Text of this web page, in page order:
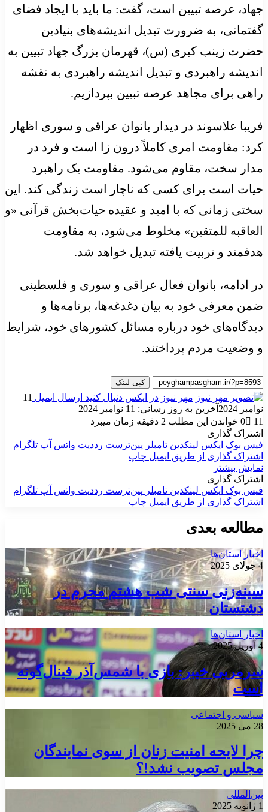
جهاد، عرصه تبیین است، گفت: ما باید با ایجاد فضای
گفتمانی، به ضرورت تبدیل اندیشه‌های بنیادین
حضرت زینب کبری (س)، قهرمان بزرگ جهاد تبیین به
اندیشه راهبردی و تبدیل اندیشه راهبردی به نقشه
راهی برای مجاهد عرصه تبیین بپردازیم.
فریبا علاسوند در دیدار بانوان عراقی و سوری اظهار
کرد: مقاومت امری کاملاً درون زا است و فرد در
مدار سخت، مقاوم می‌شود. مقاومت یک راهبرد
حیات است برای کسی که ناچار است زندگی کند. این
سختی زمانی که با امید و عقیده حیات‌بخش قرآنی «و
العاقبه للمتقین» مخلوط می‌شود، به مقاومت
هدفمند و تربیت یافته تبدیل خواهد شد.
در ادامه، بانوان فعال عراقی و سوری و فلسطینی
ضمن معرفی خود به بیان دغدغه‌ها، برنامه‌ها و
دیدگاه‌های خود درباره مسائل کشورهای خود، شرایط
و وضعیت مردم پرداختند.
کپی لینک
مهر نیوز در ایکس دنبال کنید ارسال ایمیل 11
نوامبر 2024
آخرین به روز رسانی: 11 نوامبر 2024
0
11
خواندن این مطلب 2 دقیقه زمان میبرد
اشتراک گذاری
فیس بوک ایکس لینکدین ‫تامبلر ‫پین‌ترست ‫رددیت واتس آپ تلگرام
اشتراک گذاری از طریق ایمیل چاپ
نمایش بیشتر
اشتراک گذاری
فیس بوک ایکس لینکدین ‫تامبلر ‫پین‌ترست ‫رددیت واتس آپ تلگرام
اشتراک گذاری از طریق ایمیل چاپ
مطالعه بعدی
اخبار استان‌ها
4 جولای 2025
سینه‌زنی سنتی شب هشتم محرم در
دشتستان
اخبار استان‌ها
4 آوریل 2025
سرمربی خیبر: بازی با شمس‌آذر فینال‌گونه
است
سیاسی و اجتماعی
28 می 2025
چرا لایحه امنیت زنان از سوی نمایندگان
مجلس تصویب نشد!؟
بین‌المللی
1 ژانویه 2025